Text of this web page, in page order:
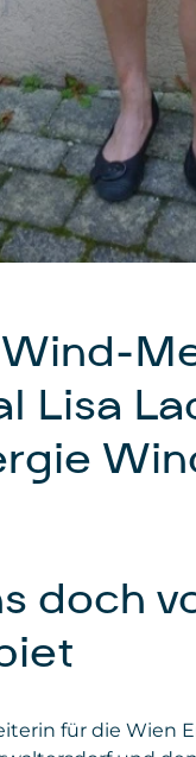
Lisa
doch
für die Wien